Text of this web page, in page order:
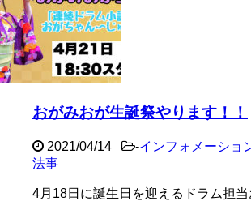
おがみおが生誕祭やります！！
2021/04/14 -インフォメーショ
法事
4月18日に誕生日を迎えるドラム担